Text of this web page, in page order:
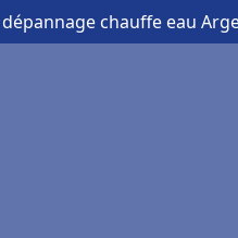
chauffe eau